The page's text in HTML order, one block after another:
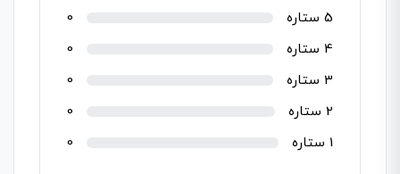
5 ستاره
0
4 ستاره
0
3 ستاره
0
2 ستاره
0
1 ستاره
0